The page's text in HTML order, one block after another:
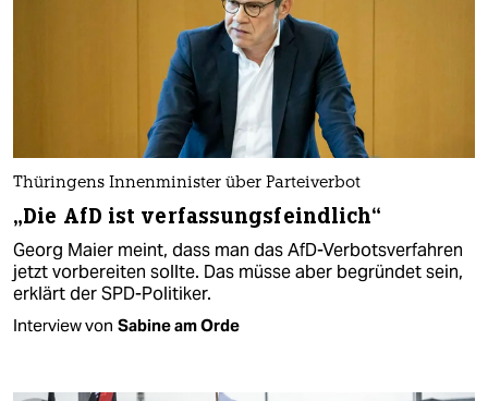
Thüringens Innenminister über Parteiverbot
„Die AfD ist verfassungsfeindlich“
Georg Maier meint, dass man das AfD-Verbotsverfahren
jetzt vorbereiten sollte. Das müsse aber begründet sein,
erklärt der SPD-Politiker.
Interview von Sabine am Orde